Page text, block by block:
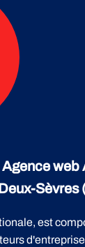
web
Sèvres
est